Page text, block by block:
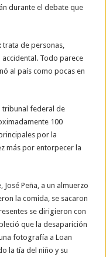
durante el debate que
trata de personas,
Todo parece
al país como pocas en
tribunal federal de
100
por la
más por entorpecer la
Peña, a un almuerzo
la comida, se sacaron
se dirigieron con
que la desaparición
fotografía a Loan
la tía del niño y su